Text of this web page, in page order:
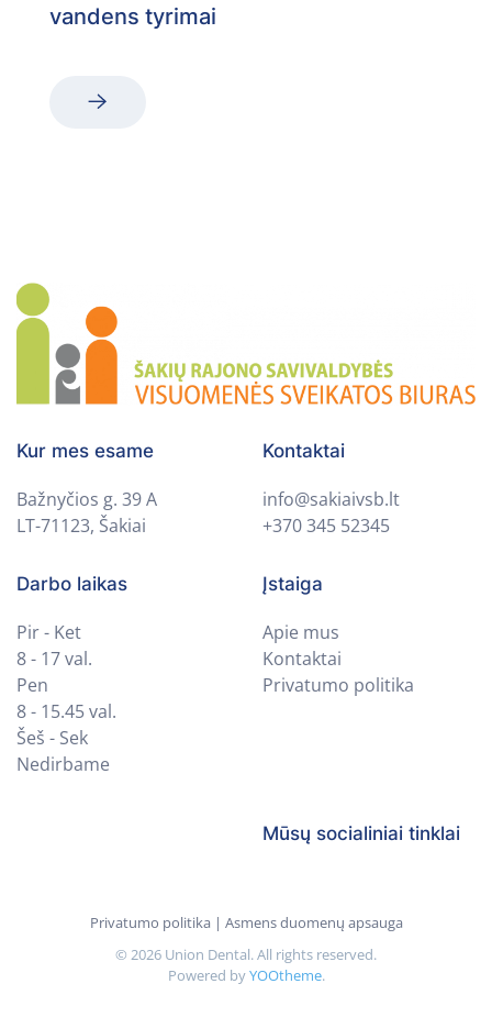
vandens tyrimai
Kur mes esame
Bažnyčios g. 39 A
LT-71123, Šakiai
Kontaktai
info@sakiaivsb.lt
+370 345 52345
Darbo laikas
Pir - Ket
8 - 17 val.
Pen
8 - 15.45 val.
Šeš - Sek
Nedirbame
Įstaiga
Apie mus
Kontaktai
Privatumo politika
Mūsų socialiniai tinklai
Privatumo politika | Asmens duomenų apsauga
© 2026 Union Dental. All rights reserved.
Powered byYOOtheme.